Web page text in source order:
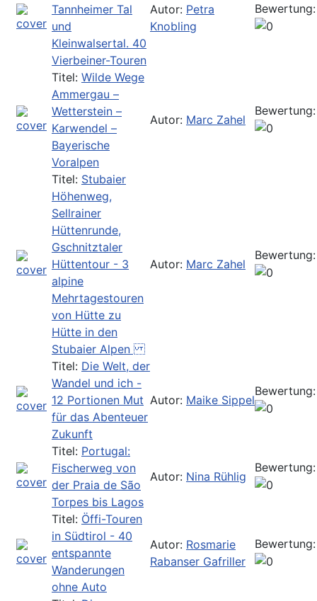
Tannheimer Tal
und
Kleinwalsertal. 40
Vierbeiner-Touren
Autor: Petra
Knobling
Bewertung:
Titel: Wilde Wege
Ammergau –
Wetterstein –
Karwendel –
Bayerische
Voralpen
Autor: Marc Zahel
Bewertung:
Titel: Stubaier
Höhenweg,
Sellrainer
Hüttenrunde,
Gschnitztaler
Hüttentour - 3
alpine
Mehrtagestouren
von Hütte zu
Hütte in den
Stubaier Alpen
Autor: Marc Zahel
Bewertung:
Titel: Die Welt, der
Wandel und ich -
12 Portionen Mut
für das Abenteuer
Zukunft
Autor: Maike Sippel
Bewertung:
Titel: Portugal:
Fischerweg von
der Praia de São
Torpes bis Lagos
Autor: Nina Rühlig
Bewertung:
Titel: Öffi-Touren
in Südtirol - 40
entspannte
Wanderungen
ohne Auto
Autor: Rosmarie
Rabanser Gafriller
Bewertung: